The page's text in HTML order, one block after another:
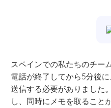
スペインでの私たちのチー
電話が終了してから5分後
送信する必要がありました
し、同時にメモを取ること